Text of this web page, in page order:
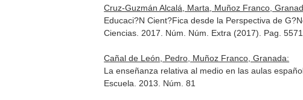
Cruz-Guzmán Alcalá, Marta, Muñoz Franco,
Educaci?N Cient?Fica desde la Perspectiva de
Ciencias . 2017. Núm. Núm. Extra (2017). Pag.
Cañal de León, Pedro, Muñoz Franco, Granada:
La enseñanza relativa al medio en las aulas
Escuela . 2013. Núm. 81